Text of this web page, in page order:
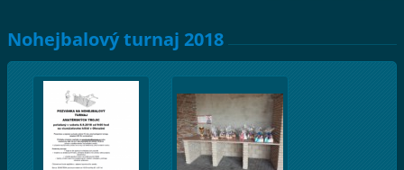
Nohejbalový turnaj 2018